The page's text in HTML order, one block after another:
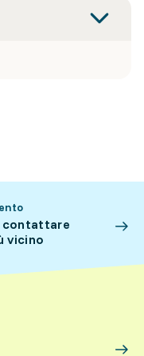
contattare
vicino